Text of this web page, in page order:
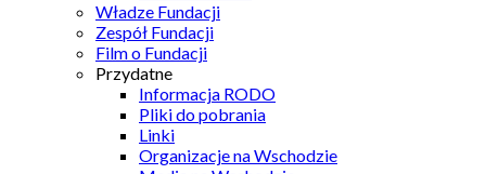
Władze Fundacji
Zespół Fundacji
Film o Fundacji
Przydatne
Informacja RODO
Pliki do pobrania
Linki
Organizacje na Wschodzie